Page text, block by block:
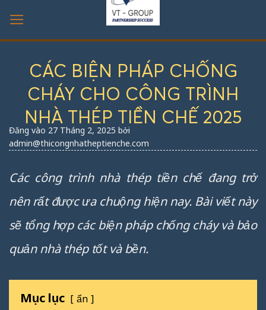
qua
nội
CÁC BIỆN PHÁP CHỐNG
CHÁY CHO CÔNG TRÌNH
NHÀ THÉP TIỀN CHẾ 2025
Đăng vào 27 Tháng 2, 2025 bởi
admin@thicongnhatheptienche.com
Các công trình nhà thép tiền chế đang trở
nên rất được ưa chuộng hiện nay. Bài viết này
sẽ tổng hợp các biện pháp chống cháy và bảo
quản nhà thép tốt và bền.
Mục lục ẩn